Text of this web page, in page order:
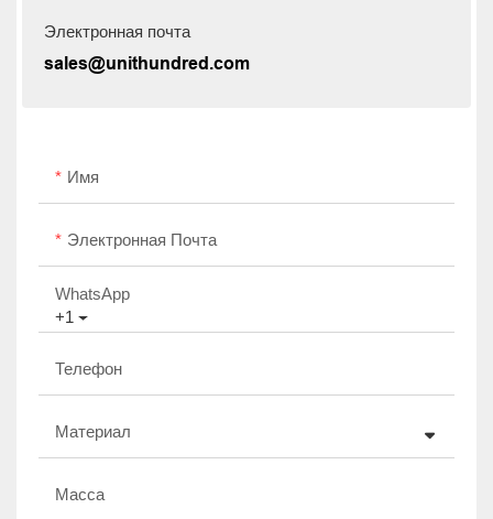
Электронная почта
sales@unithundred.com
Имя
Электронная Почта
+1
WhatsApp
Телефон
Материал
Масса